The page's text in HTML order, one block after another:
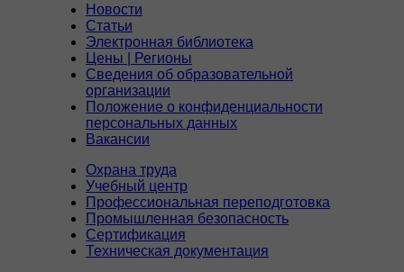
Новости
Статьи
Электронная библиотека
Цены | Регионы
Сведения об образовательной
организации
Положение о конфиденциальности
персональных данных
Вакансии
Охрана труда
Учебный центр
Профессиональная переподготовка
Промышленная безопасность
Сертификация
Техническая документация